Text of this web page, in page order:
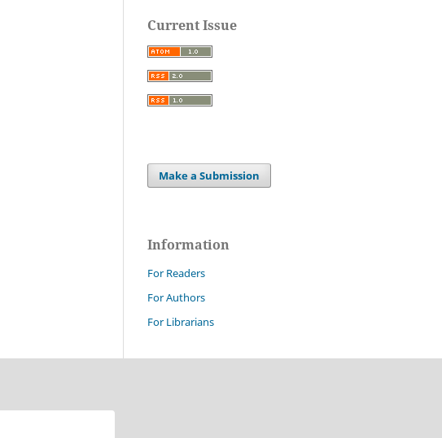
Current Issue
Make a Submission
Information
For Readers
For Authors
For Librarians